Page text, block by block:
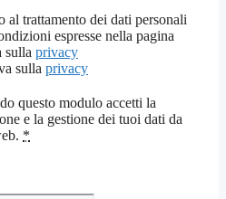
al trattamento dei dati personali
espresse nella pagina
sulla privacy
sulla privacy
questo modulo accetti la
e la gestione dei tuoi dati da
*